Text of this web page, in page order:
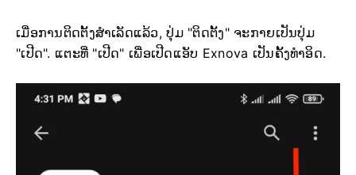
ເມື່ອການຕິດຕັ້ງສຳເລັດແລ້ວ, ປຸ່ມ "ຕິດຕັ້ງ" ຈະກາຍເປັນປຸ່ມ
"ເປີດ". ແຕະທີ່ "ເປີດ" ເພື່ອເປີດແອັບ Exnova ເປັນຄັ້ງທຳອິດ.